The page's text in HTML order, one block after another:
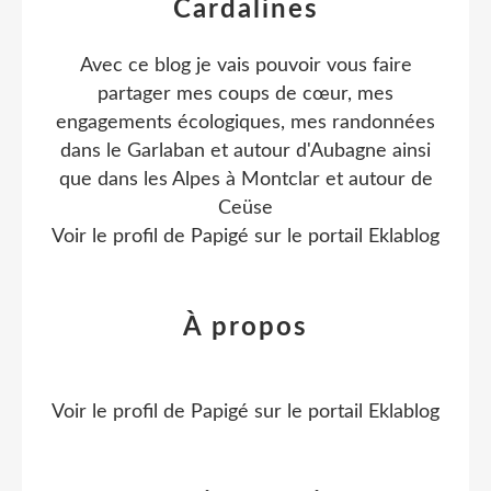
Cardalines
Avec ce blog je vais pouvoir vous faire
partager mes coups de cœur, mes
engagements écologiques, mes randonnées
dans le Garlaban et autour d'Aubagne ainsi
que dans les Alpes à Montclar et autour de
Ceüse
Voir le profil de Papigé sur le portail Eklablog
À propos
Voir le profil de Papigé sur le portail Eklablog